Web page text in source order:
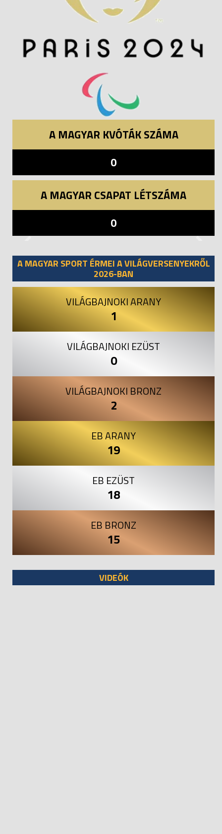
A MAGYAR KVÓTÁK SZÁMA
0
A MAGYAR CSAPAT LÉTSZÁMA
0
A MAGYAR SPORT ÉRMEI A VILÁGVERSENYEKRŐL
2026-BAN
VILÁGBAJNOKI ARANY
1
VILÁGBAJNOKI EZÜST
0
VILÁGBAJNOKI BRONZ
2
EB ARANY
19
EB EZÜST
18
EB BRONZ
15
VIDEÓK